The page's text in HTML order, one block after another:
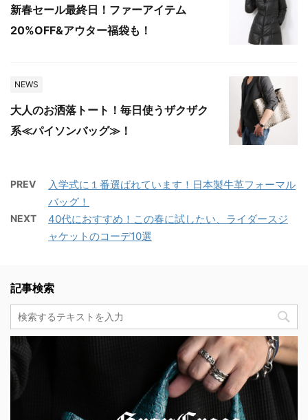
新春セール最終日！ファーアイテム
20%OFF&アウター福袋も！
NEWS
大人のお洒落トート！毎日使うザクザク
系≪パイソンバッグ≫！
PREV
入学式に１番選ばれています！日本製牛革フォーマル
バッグ！
NEXT
40代におすすめ！この春に試したい、ライダースジ
ャケットのコーデ10選
記事検索